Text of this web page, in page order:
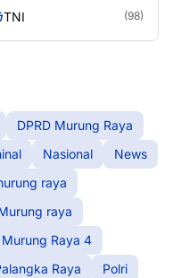
TNI (98)
DPRD Murung Raya
Nasional
News
raya
raya
Raya 4
Raya
Polri